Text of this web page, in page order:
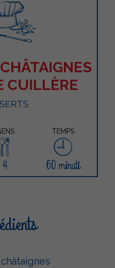
CUILLÈRE
TEMPS
4 60 minuti
châtaignes